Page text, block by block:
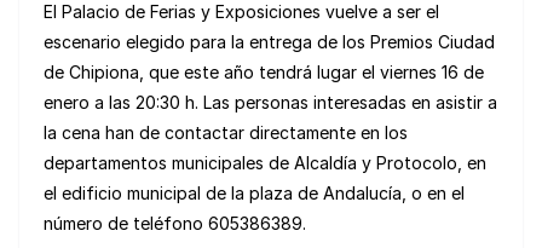
at
s
A
p
p
c
e
b
o
o
k
ail e
gr
a
m
e
s
k
y
C
h
at
n
e
a
m
e
m
p
ar
El Palacio de Ferias y Exposiciones vuelve a ser el
escenario elegido para la entrega de los Premios Ciudad
de Chipiona, que este año tendrá lugar el viernes 16 de
enero a las 20:30 h. Las personas interesadas en asistir a
la cena han de contactar directamente en los
departamentos municipales de Alcaldía y Protocolo, en
el edificio municipal de la plaza de Andalucía, o en el
número de teléfono 605386389.